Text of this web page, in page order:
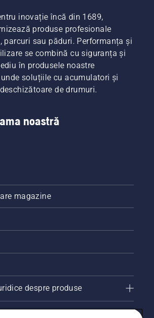
inovație încă din 1689,
produse profesionale
parcuri sau păduri. Performanța și
se combină cu siguranța și
în produsele noastre
soluțiile cu acumulatori și
de drumuri.
noastră
magazine
despre produse